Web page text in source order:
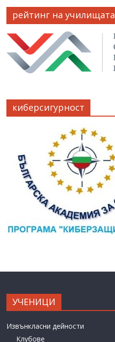
рейтинг на училищата
киберсигурност
УЧЕНИЦИ
Извънкласни дейности
Клубове